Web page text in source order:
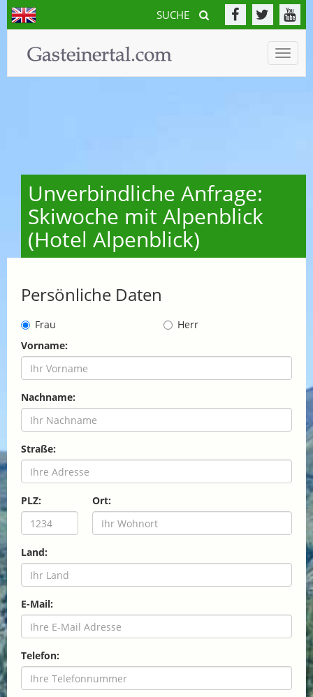
SUCHE
Toggle
Unverbindliche Anfrage:
Skiwoche mit Alpenblick
(Hotel Alpenblick)
Persönliche Daten
Frau
Herr
Vorname:
Nachname:
Straße:
PLZ: Ort:
Land:
E-Mail:
Telefon: